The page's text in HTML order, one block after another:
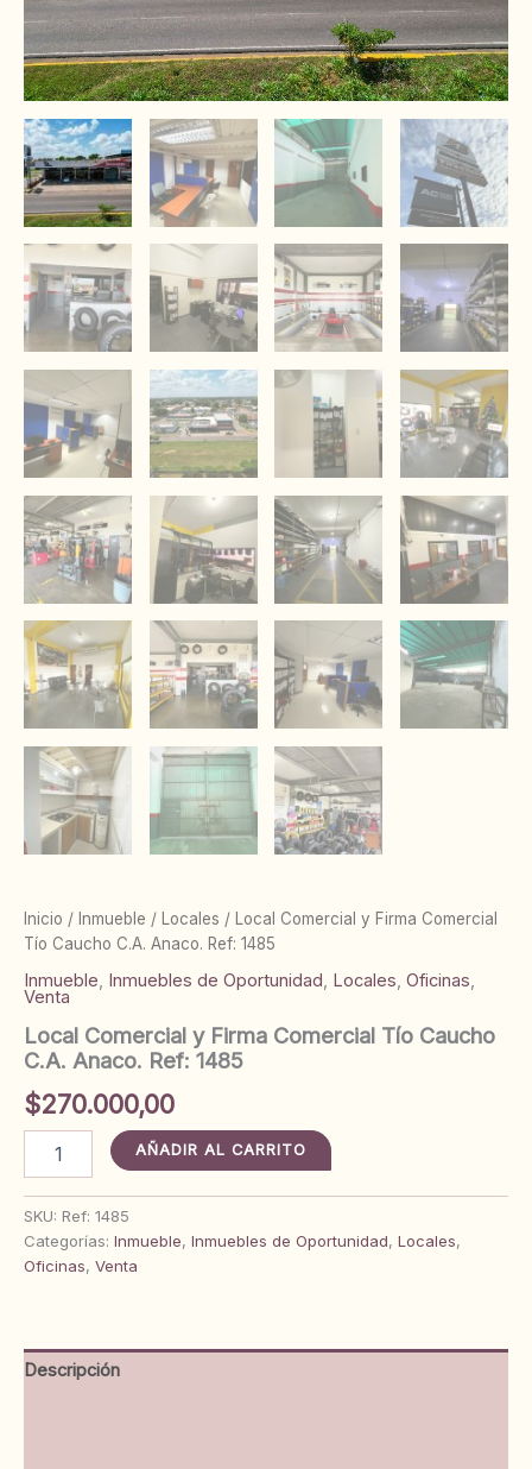
Inicio / Inmueble / Locales / Local Comercial y Firma Comercial
Tío Caucho C.A. Anaco. Ref: 1485
Inmueble, Inmuebles de Oportunidad, Locales, Oficinas,
Venta
Local Comercial y Firma Comercial Tío Caucho
C.A. Anaco. Ref: 1485
$270.000,00
Comercial
Firma
Comercial
Tío
Ref:
1485
AÑADIR AL CARRITO
SKU: Ref: 1485
Categorías: Inmueble, Inmuebles de Oportunidad, Locales,
Oficinas, Venta
Descripción